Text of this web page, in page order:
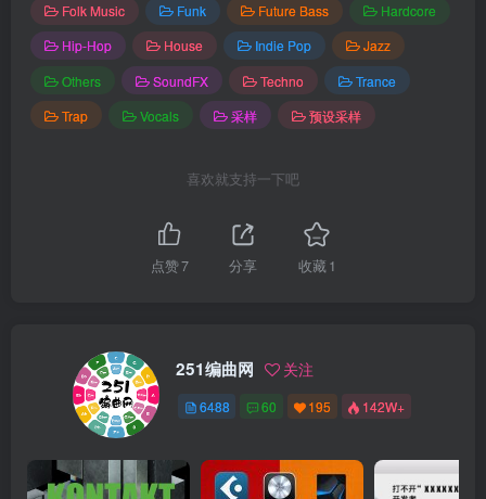
Folk Music
Funk Future Bass
Hardcore
Hip-Hop
House Indie Pop
Jazz
Others
SoundFX Techno
Trance
Trap
Vocals 采样 预设采样
喜欢就支持一下吧
点赞7 分享 收藏1
251编曲网 关注
6488 60 195 142W+